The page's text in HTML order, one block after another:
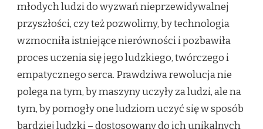
młodych ludzi do wyzwań nieprzewidywalnej
przyszłości, czy też pozwolimy, by technologia
wzmocniła istniejące nierówności i pozbawiła
proces uczenia się jego ludzkiego, twórczego i
empatycznego serca. Prawdziwa rewolucja nie
polega na tym, by maszyny uczyły za ludzi, ale na
tym, by pomogły one ludziom uczyć się w sposób
bardziej ludzki – dostosowany do ich unikalnych